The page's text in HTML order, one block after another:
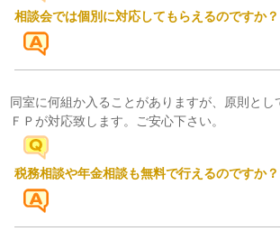
相談会では個別に対応してもらえるのですか？
同室に何組か入ることがありますが、原則とし
ＦＰが対応致します。ご安心下さい。
税務相談や年金相談も無料で行えるのですか？